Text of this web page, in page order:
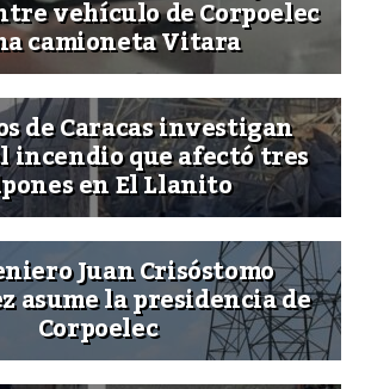
vehículo de Corpoelec
camioneta Vitara
de Caracas investigan
incendio que afectó tres
en El Llanito
Juan Crisóstomo
asume la presidencia de
Corpoelec